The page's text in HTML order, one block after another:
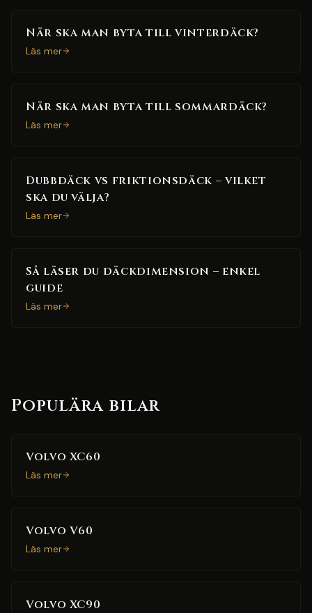
När ska man byta till vinterdäck?
Läs mer
När ska man byta till sommardäck?
Läs mer
Dubbdäck vs friktionsdäck – vilket
ska du välja?
Läs mer
Så läser du däckdimension – enkel
guide
Läs mer
Populära bilar
Volvo XC60
Läs mer
Volvo V60
Läs mer
Volvo XC90